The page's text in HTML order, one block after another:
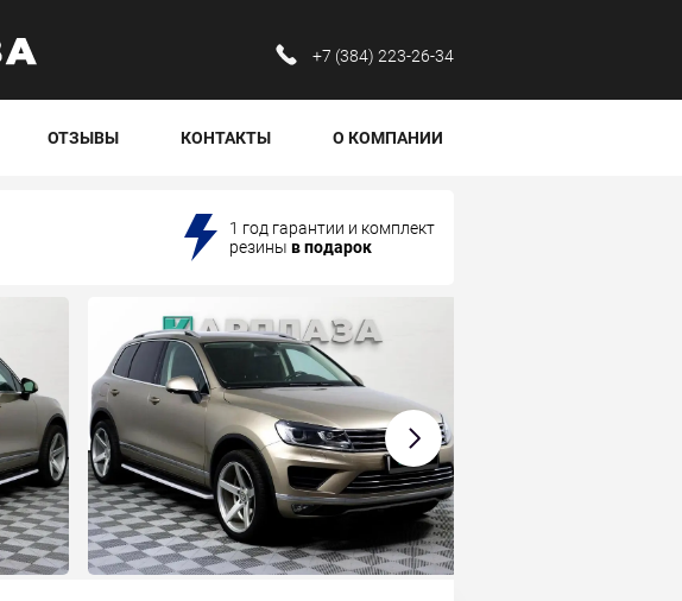
‪+7 (384) 223-26-34‬
ОТЗЫВЫ КОНТАКТЫ О КОМПАНИИ
1 год гарантии и комплект
резины в подарок